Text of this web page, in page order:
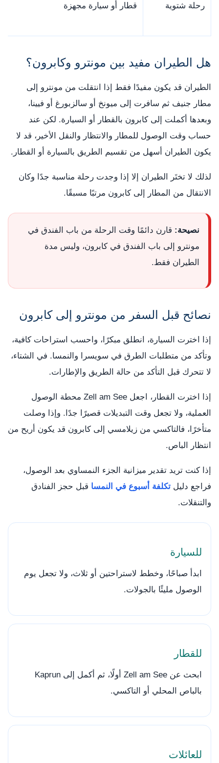
رحلة شتوية قطار أو سيارة مجهزة
هل الطيران مفيد بين مونترو وكابرون؟
الطيران قد يكون مفيدًا فقط إذا انتقلت من مونترو إلى
مطار جنيف ثم سافرت إلى ميونخ أو سالزبورغ أو فيينا،
وبعدها أكملت إلى كابرون بالقطار أو السيارة. لكن عند
حساب وقت الوصول للمطار والانتظار والنقل الأخير، قد لا
يكون الطيران أسهل من تقسيم الطريق بالسيارة أو القطار.
لذلك لا تختَر الطيران إلا إذا وجدت رحلة مناسبة جدًا وكان
الانتقال من المطار إلى كابرون مرتبًا مسبقًا.
نصيحة: قارن دائمًا وقت الرحلة من باب الفندق في
مونترو إلى باب الفندق في كابرون، وليس مدة
الطيران فقط.
نصائح قبل السفر من مونترو إلى كابرون
إذا اخترت السيارة، انطلق مبكرًا، واحسب استراحات كافية،
وتأكد من متطلبات الطرق في سويسرا والنمسا. في الشتاء،
لا تتحرك قبل التأكد من حالة الطريق والإطارات.
إذا اخترت القطار، اجعل Zell am See محطة الوصول
العملية، ولا تجعل وقت التبديلات قصيرًا جدًا. وإذا وصلت
متأخرًا، فالتاكسي من زيلامسي إلى كابرون قد يكون أريح من
انتظار الباص.
إذا كنت تريد تقدير ميزانية الجزء النمساوي بعد الوصول،
فراجع دليل تكلفة أسبوع في النمسا قبل حجز الفنادق
والتنقلات.
للسيارة
ابدأ صباحًا، وخطط لاستراحتين أو ثلاث، ولا تجعل يوم
الوصول مليئًا بالجولات.
للقطار
ابحث عن Zell am See أولًا، ثم أكمل إلى Kaprun
بالباص المحلي أو التاكسي.
للعائلات